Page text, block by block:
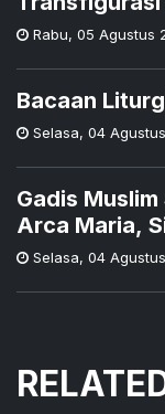
Rabu, 05 Agustus
Bacaan
Selasa, 04
Gadis
Arca Maria,
Selasa, 04